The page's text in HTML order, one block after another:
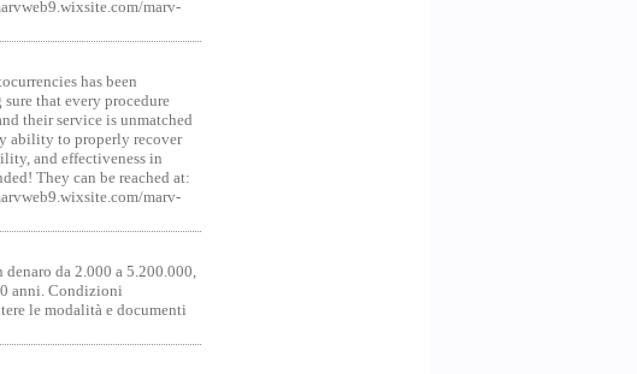
marv-
has been
that every procedure
their service is unmatched
ability to properly recover
and effectiveness in
They can be reached at:
marv-
da 2.000 a 5.200.000,
anni. Condizioni
le modalità e documenti